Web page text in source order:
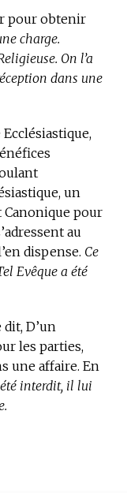
pour obtenir
charge.
On l’a
dans une
un
Canonique pour
au
dispense. Ce
Evêque a été
dit, D’un
les parties,
une affaire. En
été interdit, il lui